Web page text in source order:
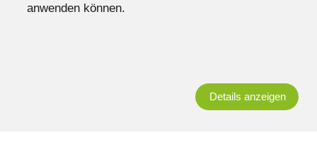
anwenden können.
Details anzeigen